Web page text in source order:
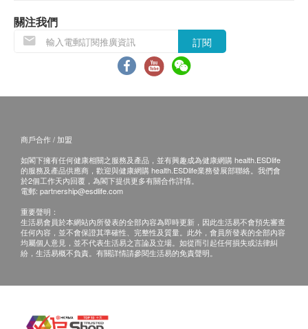
Magnesium Oxide(氧化鎂)-340mg
Zinc(鋅)-10mg
Shark Cartilage(鯊魚軟骨素)-50mg
碳酸鈣Calcium carbonate
的鈣大部分可從食物中獲得，但服用額外的鈣能幫助
骨骼再生及強化。除了補鈣，碳酸鈣也可作為胃灼熱
氧化鎂 Magnesium Oxide
鎂的重要價值在於協助肌肉放鬆，鎂與鈣彼此配合，
達至肌肉收放的自然調節機能。鎂另一重要功能是舒
退換條款：
當顧客收取已訂購之貨品時，有責任檢查貨品是否
有損毀情況，一經確認簽收，恕不接受退換。
退換產品必須包裝完整，如退換之產品有任何殘缺
如有其他損壞或遺漏查詢，顧客必須保留有效收據
Great Well (HK) Limited 客戶服務部跟進。
電郵: info@gwellhk.com
查詢熱線:2310 7088
關注我們
訂閱
商戶合作 / 加盟
如閣下擁有任何健康相關之服務及產品，並有興趣成為健康網購 health.ESDlife
的服務及產品供應商，歡迎與健康網購 health.ESDlife業務發展部聯絡。我們會
於2個工作天內回覆，為閣下提供更多有關合作詳情。
電郵: partnership@esdlife.com
重要聲明：
生活易會員於本網站內所發表的全部內容為即時更新，因此生活易不會預先審查
任何內容，並不會保證其準確性、完整性及質量。此外，會員所發表的全部內容
均屬個人意見，並不代表生活易之言論及立場。如從而引起任何損失或法律糾
紛，生活易概不負責。有關詳情請參閱生活易的免責聲明。